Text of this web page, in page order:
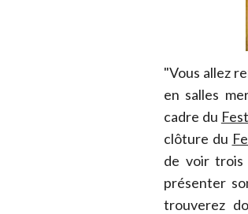
"Vous allez
en salles
cadre du
clôture du
de voir
présenter
trouverez